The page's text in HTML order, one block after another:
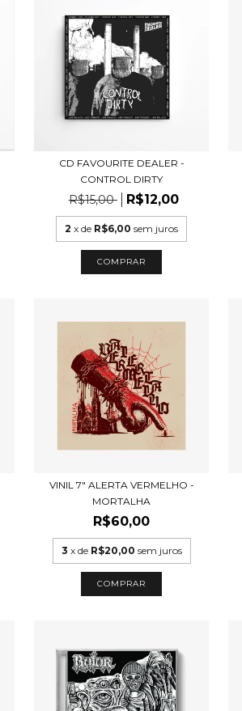
CD FAVOURITE DEALER -
CONTROL DIRTY
R$15,00 R$12,00
2 x de R$6,00 sem juros
VINIL 7" ALERTA VERMELHO -
MORTALHA
R$60,00
3 x de R$20,00 sem juros